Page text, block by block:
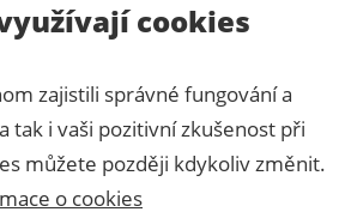
Výrobce
Dodavatel
cookies
zajistili správné fungování a
tak i vaši pozitivní zkušenost při
můžete později kdykoliv změnit.
o cookies